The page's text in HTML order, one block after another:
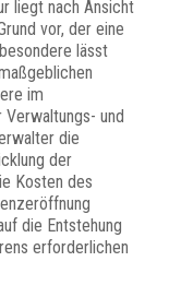
liegt nach Ansicht
vor, der eine
lässt
im
und
die
der
Kosten des
die Entstehung
erforderlichen